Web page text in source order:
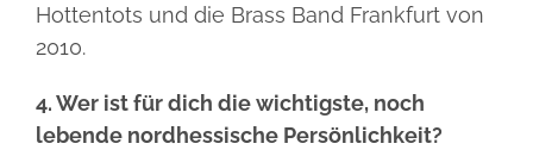
Hottentots und die Brass Band Frankfurt von
2010.
4. Wer ist für dich die wichtigste, noch
lebende nordhessische Persönlichkeit?